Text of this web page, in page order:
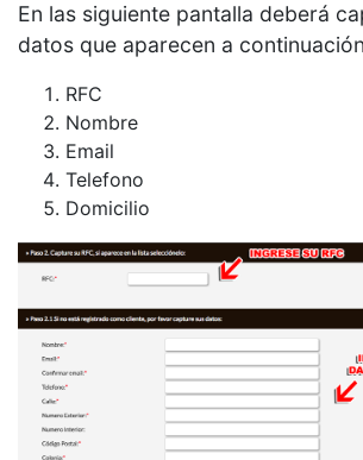
En las siguiente pantalla deberá
datos que aparecen a
RFC
Nombre
Email
Telefono
Domicilio